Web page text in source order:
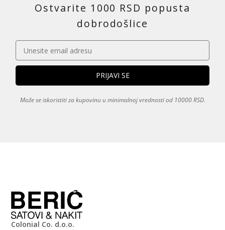
Ostvarite 1000 RSD popusta
dobrodošlice
Može se iskoristiti za kupovinu u minimalnoj vrednosti od 10000 RSD.
Colonial Co. d.o.o.